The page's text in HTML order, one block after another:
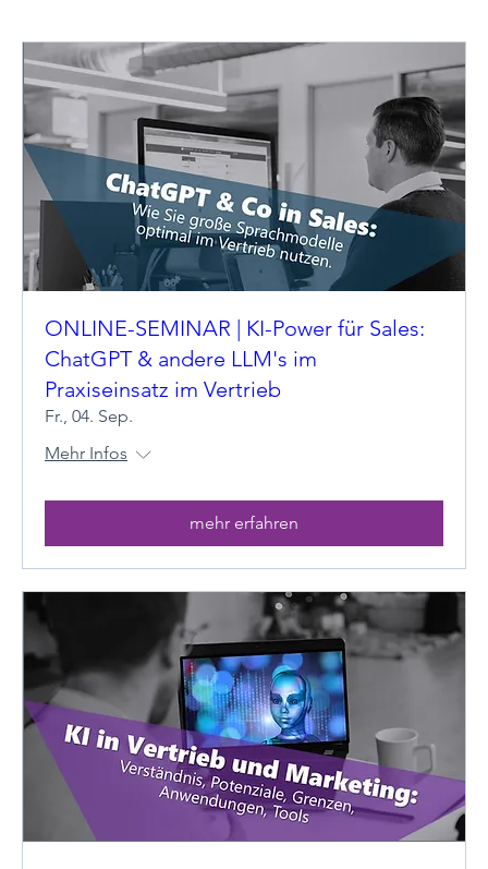
ONLINE-SEMINAR | KI-Power für Sales:
ChatGPT & andere LLM's im
Praxiseinsatz im Vertrieb
Fr., 04. Sep.
Mehr Infos
mehr erfahren